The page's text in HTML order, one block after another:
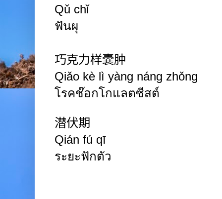
Qǔ chǐ
ฟันผุ
巧克力样囊肿
Qiǎo kè lì yàng náng zhǒng
โรคช๊อกโกแลตซีสต์
潜伏期
Qián fú qī
ระยะฟักตัว